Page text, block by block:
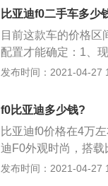
目前只看到了这款汽
车对于整体功能性
造都会很惊艳的。
格栅、花生形弦酷前
计，无不洋溢着时尚
比亚迪f0二手车多少
目前这款车的价格区
配置才能确定：1、
5%）×...，即每年递
上去；3、手续齐全
器、应急工具、三
价，具体看个人；4
0%+；5、试驾，直
车是否正常，方向是
发布时间：2021-04-27
f0比亚迪多少钱?
比亚迪f0价格在4万
迪F0外观时尚，搭
0L，排放达到国4标
发布时间：2021-04-27